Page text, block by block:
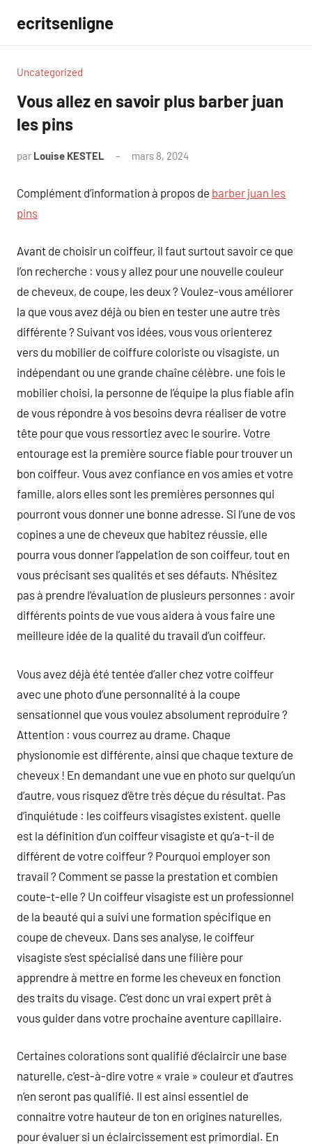
contenu
ecritsenligne
Uncategorized
Vous allez en savoir plus barber juan
les pins
par Louise KESTEL mars 8, 2024
Complément d’information à propos de barber juan les
pins
Avant de choisir un coiffeur, il faut surtout savoir ce que
l’on recherche : vous y allez pour une nouvelle couleur
de cheveux, de coupe, les deux ? Voulez-vous améliorer
la que vous avez déjà ou bien en tester une autre très
différente ? Suivant vos idées, vous vous orienterez
vers du mobilier de coiffure coloriste ou visagiste, un
indépendant ou une grande chaîne célèbre. une fois le
mobilier choisi, la personne de l’équipe la plus fiable afin
de vous répondre à vos besoins devra réaliser de votre
tête pour que vous ressortiez avec le sourire. Votre
entourage est la première source fiable pour trouver un
bon coiffeur. Vous avez confiance en vos amies et votre
famille, alors elles sont les premières personnes qui
pourront vous donner une bonne adresse. Si l’une de vos
copines a une de cheveux que habitez réussie, elle
pourra vous donner l’appelation de son coiffeur, tout en
vous précisant ses qualités et ses défauts. N’hésitez
pas à prendre l’évaluation de plusieurs personnes : avoir
différents points de vue vous aidera à vous faire une
meilleure idée de la qualité du travail d’un coiffeur.
Vous avez déjà été tentée d’aller chez votre coiffeur
avec une photo d’une personnalité à la coupe
sensationnel que vous voulez absolument reproduire ?
Attention : vous courrez au drame. Chaque
physionomie est différente, ainsi que chaque texture de
cheveux ! En demandant une vue en photo sur quelqu’un
d’autre, vous risquez d’être très déçue du résultat. Pas
d’inquiétude : les coiffeurs visagistes existent. quelle
est la définition d’un coiffeur visagiste et qu’a-t-il de
différent de votre coiffeur ? Pourquoi employer son
travail ? Comment se passe la prestation et combien
coute-t-elle ? Un coiffeur visagiste est un professionnel
de la beauté qui a suivi une formation spécifique en
coupe de cheveux. Dans ses analyse, le coiffeur
visagiste s’est spécialisé dans une filière pour
apprendre à mettre en forme les cheveux en fonction
des traits du visage. C’est donc un vrai expert prêt à
vous guider dans votre prochaine aventure capillaire.
Certaines colorations sont qualifié d’éclaircir une base
naturelle, c’est-à-dire votre « vraie » couleur et d’autres
n’en seront pas qualifié. Il est ainsi essentiel de
connaitre votre hauteur de ton en origines naturelles,
pour évaluer si un éclaircissement est primordial. En